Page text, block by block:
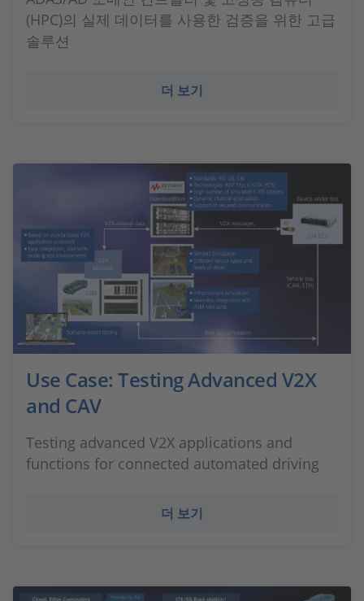
(HPC)의 실제 데이터를 사용한 검증을 위한 고급
솔루션
더 보기
Use Case: Testing Advanced V2X
and CAV
Testing advanced V2X applications and
functions for connected automated driving
더 보기